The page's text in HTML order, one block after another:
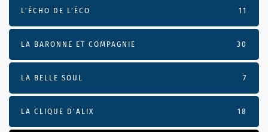
L’ÉCHO DE L’ÉCO 11
LA BARONNE ET COMPAGNIE 30
LA BELLE SOUL 7
LA CLIQUE D'ALIX 18